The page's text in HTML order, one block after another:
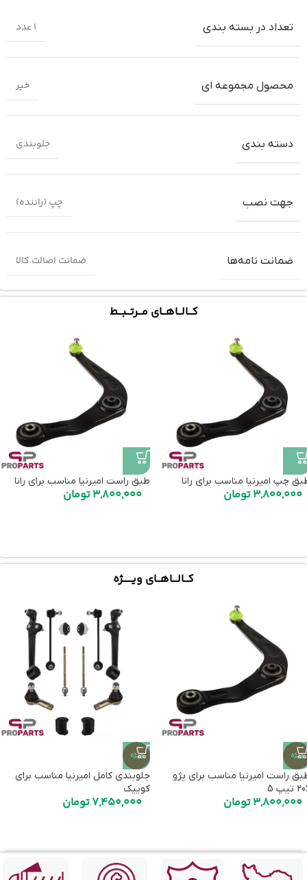
تعداد در بسته بندی 1 عدد
محصول مجموعه ای خیر
دسته بندی جلوبندی
جهت نصب چپ (راننده)
ضمانت‌ نامه‌ها ضمانت اصالت کالا
کـــالـــاهـــای مـــرتـــبـــط
چپ امیرنیا مناسب برای رانا
3,800,000تومان
طبق راست امیرنیا مناسب برای رانا
3,800,000تومان
کـــالــــاهـــای ویـــــــژه
ویژه
راست امیرنیا مناسب برای پژو
تیپ 5
3,800,000تومان
ویژه
جلوبندی کامل امیرنیا مناسب برای
کوییک
7,450,000تومان